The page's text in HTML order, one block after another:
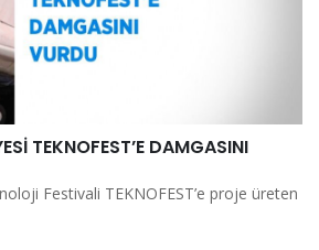
TEKNOFEST’E DAMGASINI
Festivali TEKNOFEST’e proje üreten